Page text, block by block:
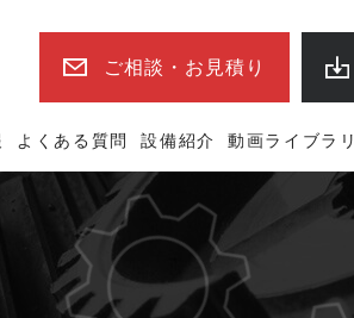
ご相談・お見積り
よくある質問 設備紹介 動画ライブラリ